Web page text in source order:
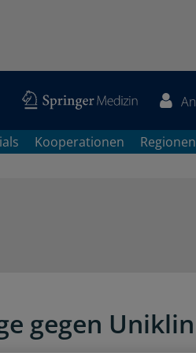
Kooperationen Regionen
gegen